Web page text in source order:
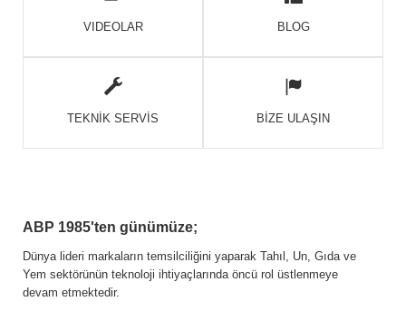
VIDEOLAR BLOG
TEKNİK SERVİS BİZE ULAŞIN
ABP 1985'ten günümüze;
Dünya lideri markaların temsilciliğini yaparak Tahıl, Un, Gıda ve
Yem sektörünün teknoloji ihtiyaçlarında öncü rol üstlenmeye
devam etmektedir.